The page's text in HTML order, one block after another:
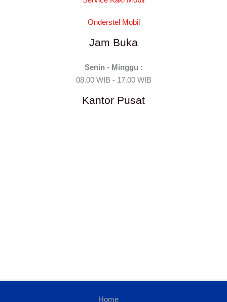
Onderstel Mobil
Jam Buka
Senin - Minggu :
08.00 WIB - 17.00 WIB
Kantor Pusat
Home